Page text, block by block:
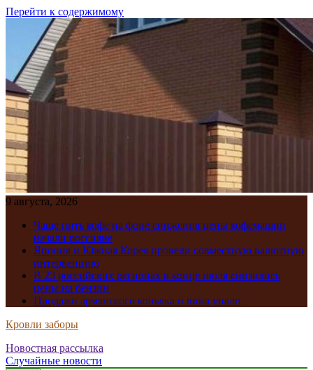
Перейти к содержимому
9 августа, 2026
Чаще пить кофе на фоне снижения цены кофемашин
начали россияне
Япония и Южная Корея провели совместную валютную
интервенцию
В 23 российских регионах в конце июля снизились
цены на бензин
Продажи армянского коньяка и вина упали
Кровли заборы
Новостная рассылка
Случайные новости